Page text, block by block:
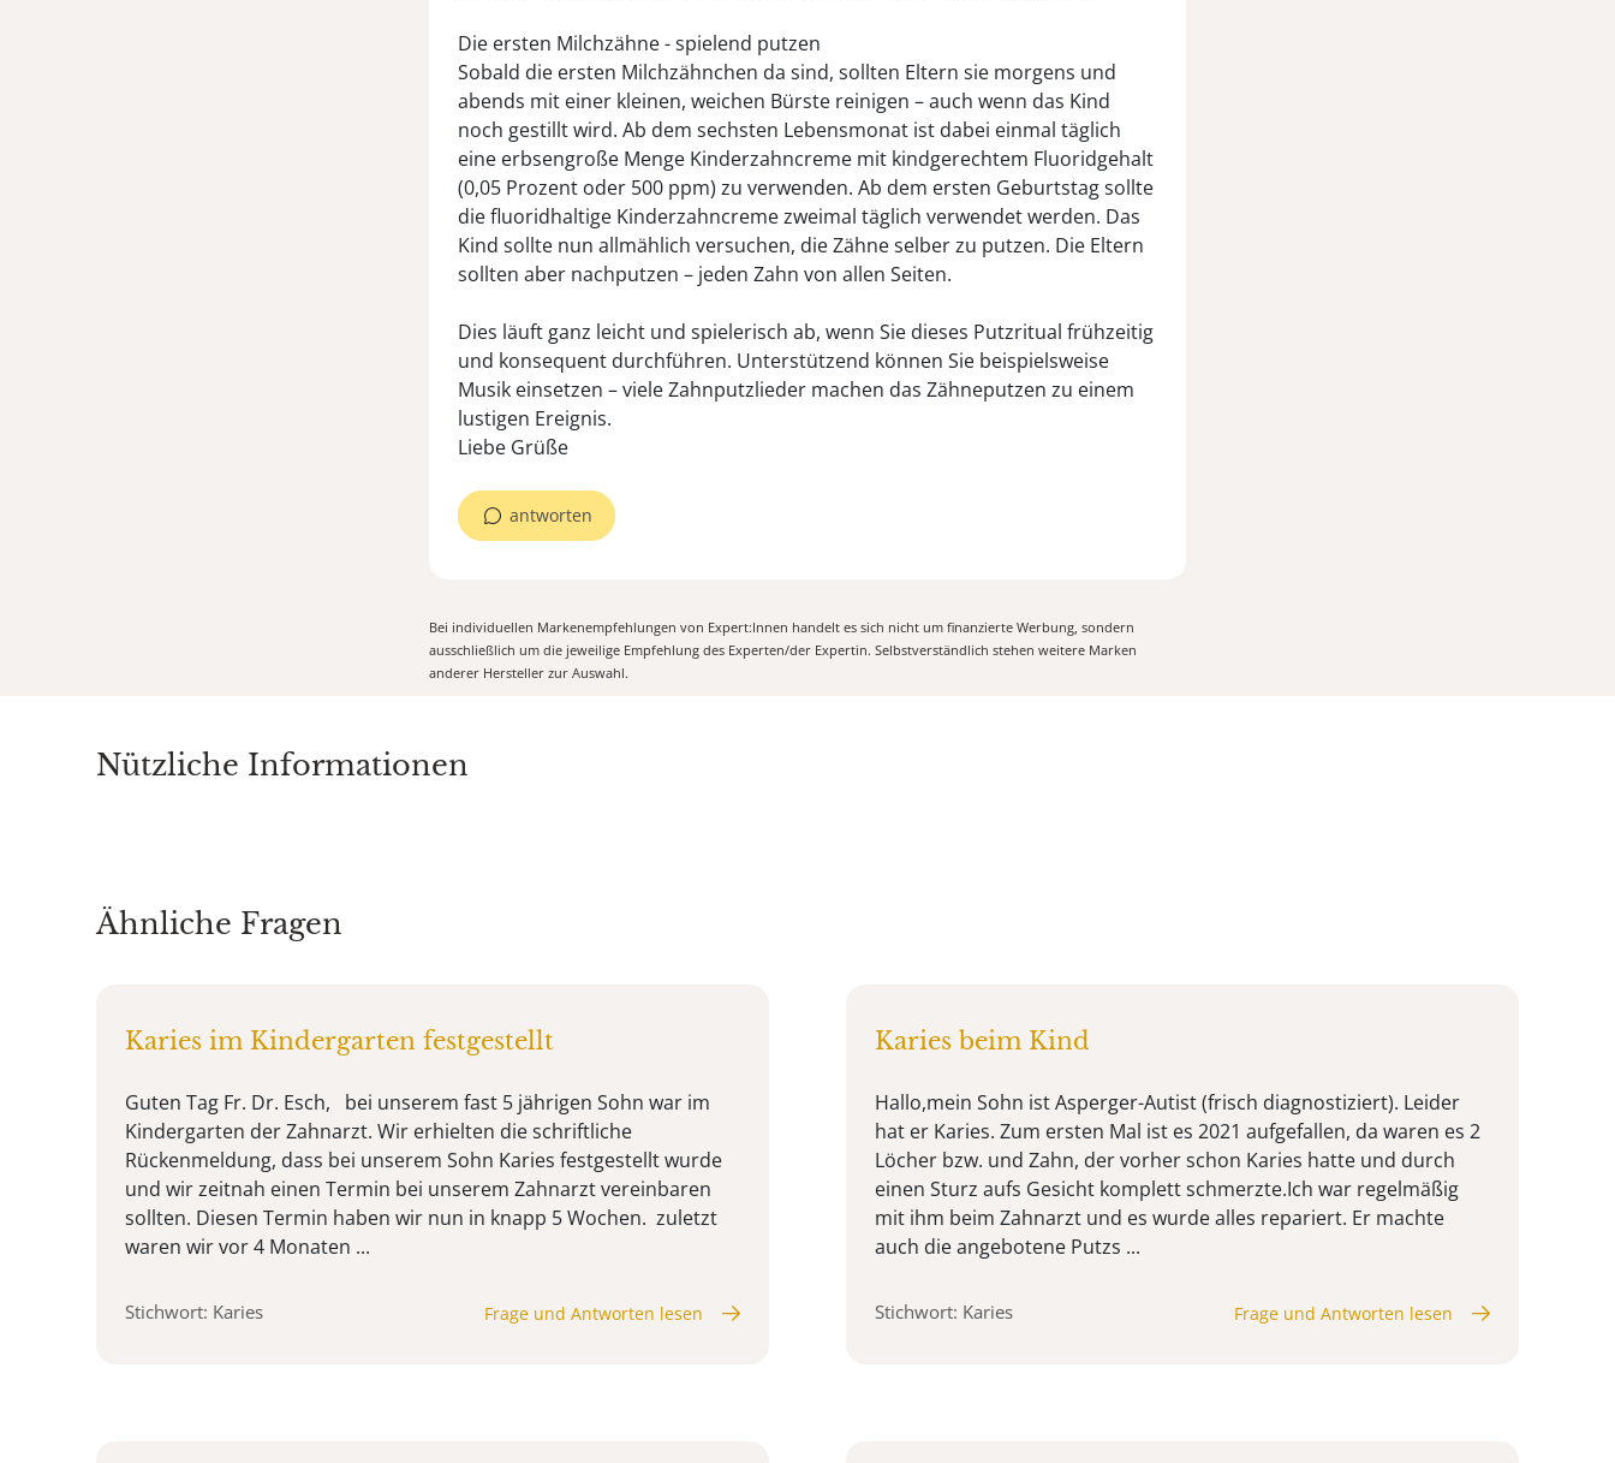
Die ersten Milchzähne - spielend putzen
Sobald die ersten Milchzähnchen da sind, sollten Eltern sie morgens und
abends mit einer kleinen, weichen Bürste reinigen – auch wenn das Kind
noch gestillt wird. Ab dem sechsten Lebensmonat ist dabei einmal täglich
eine erbsengroße Menge Kinderzahncreme mit kindgerechtem Fluoridgehalt
(0,05 Prozent oder 500 ppm) zu verwenden. Ab dem ersten Geburtstag sollte
die fluoridhaltige Kinderzahncreme zweimal täglich verwendet werden. Das
Kind sollte nun allmählich versuchen, die Zähne selber zu putzen. Die Eltern
sollten aber nachputzen – jeden Zahn von allen Seiten.
Dies läuft ganz leicht und spielerisch ab, wenn Sie dieses Putzritual frühzeitig
und konsequent durchführen. Unterstützend können Sie beispielsweise
Musik einsetzen – viele Zahnputzlieder machen das Zähneputzen zu einem
lustigen Ereignis.
Liebe Grüße
antworten
Bei individuellen Markenempfehlungen von Expert:Innen handelt es sich nicht um finanzierte Werbung, sondern
ausschließlich um die jeweilige Empfehlung des Experten/der Expertin. Selbstverständlich stehen weitere Marken
anderer Hersteller zur Auswahl.
Nützliche Informationen
Ähnliche Fragen
Karies im Kindergarten festgestellt
Guten Tag Fr. Dr. Esch, bei unserem fast 5 jährigen Sohn war im
Kindergarten der Zahnarzt. Wir erhielten die schriftliche
Rückenmeldung, dass bei unserem Sohn Karies festgestellt wurde
und wir zeitnah einen Termin bei unserem Zahnarzt vereinbaren
sollten. Diesen Termin haben wir nun in knapp 5 Wochen. zuletzt
waren wir vor 4 Monaten ...
Stichwort: Karies Frage und Antworten lesen
Karies beim Kind
Hallo,mein Sohn ist Asperger-Autist (frisch diagnostiziert). Leider
hat er Karies. Zum ersten Mal ist es 2021 aufgefallen, da waren es 2
Löcher bzw. und Zahn, der vorher schon Karies hatte und durch
einen Sturz aufs Gesicht komplett schmerzte.Ich war regelmäßig
mit ihm beim Zahnarzt und es wurde alles repariert. Er machte
auch die angebotene Putzs ...
Stichwort: Karies Frage und Antworten lesen